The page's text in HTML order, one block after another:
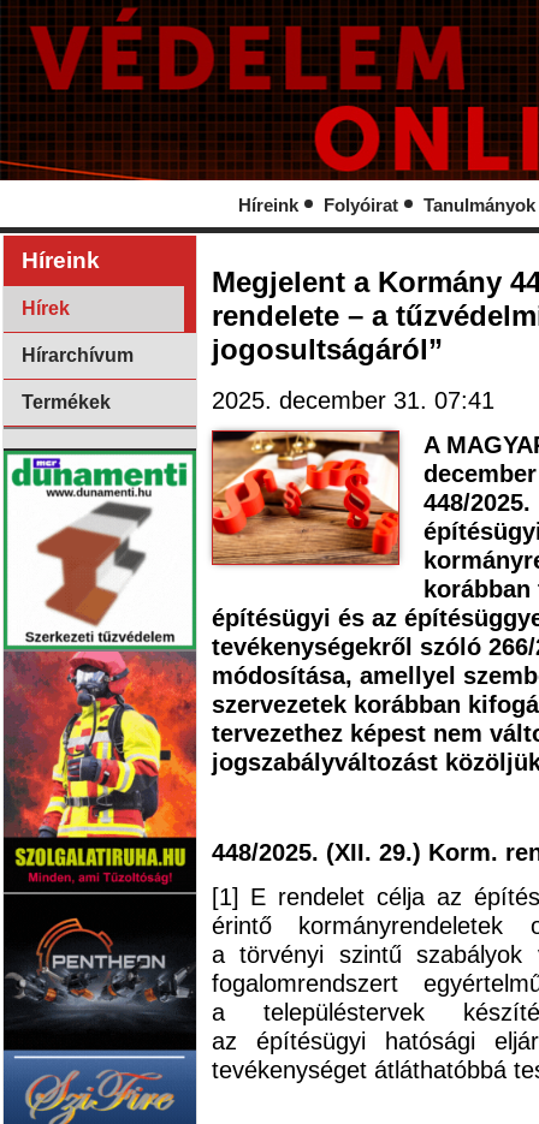
Híreink Folyóirat Tanulmányok
Híreink
Hírek
Hírarchívum
Termékek
Megjelent a Kormány
rendelete – a
jogosultságáról”
2025. december 31. 07:41
A
448/
korábban
építésügyi és az
tevékenységekről szóló
módosítása, amellyel
szervezetek korábban
tervezethez képest nem
jogszabályváltozást
448/2025. (XII. 29.) Korm.
[1] E rendelet célja az
érintő
a törvényi szintű szabályok
fogalomrendszert
a településtervek
az építésügyi hatósági
tevékenységet átláthatóbbá